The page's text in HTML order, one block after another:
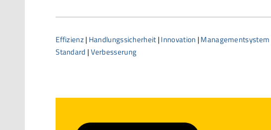
Effizienz| Handlungssicherheit |Innovation |Managementsystem
Standard |Verbesserung